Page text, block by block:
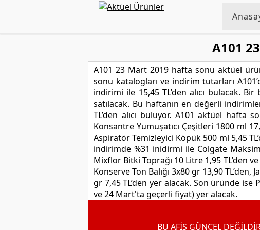
A101
A101 23 Mart 2019 hafta sonu aktüel
sonu katalogları ve indirim tutarları
indirimi ile 15,45 TL’den alıcı bulacak.
satılacak. Bu haftanın en değerli
TL’den alıcı buluyor. A101 aktüel hafta
Konsantre Yumuşatıcı Çeşitleri 1800 ml
Aspiratör Temizleyici Köpük 500 ml 5,45
indirimde %31 inidirmi ile Colgate
Mixflor Bitki Toprağı 10 Litre 1,95 TL’den
Konserve Ton Balığı 3x80 gr 13,90
gr 7,45 TL’den yer alacak. Son üründe
ve 24 Mart'ta geçerli fiyat) yer alacak.
BU AFİŞ GÜNCEL